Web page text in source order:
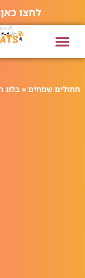
לחצו
חתולים שמחים » בלוג